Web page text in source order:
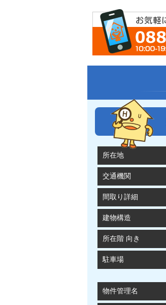
所在地
交通機関
間取り詳細
建物構造
所在階 向き
駐車場
物件管理名